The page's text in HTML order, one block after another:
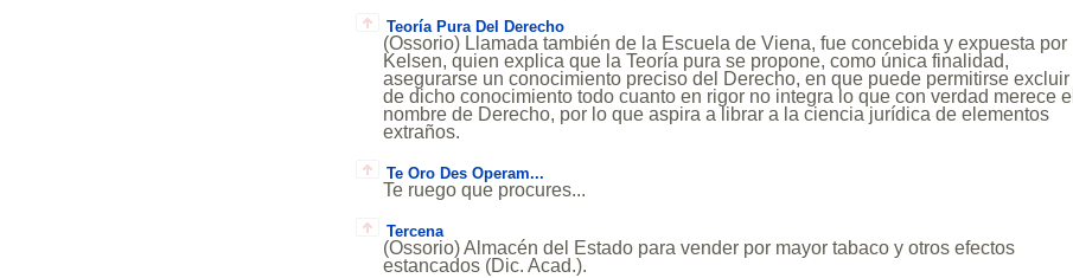
Teoría Pura Del Derecho
(Ossorio) Llamada también de la Escuela de Viena, fue concebida y expuesta por
Kelsen, quien explica que la Teoría pura se propone, como única finalidad,
asegurarse un conocimiento preciso del Derecho, en que puede permitirse excluir
de dicho conocimiento todo cuanto en rigor no integra lo que con verdad merece el
nombre de Derecho, por lo que aspira a librar a la ciencia jurídica de elementos
extraños.
Te Oro Des Operam...
Te ruego que procures...
Tercena
(Ossorio) Almacén del Estado para vender por mayor tabaco y otros efectos
estancados (Dic. Acad.).